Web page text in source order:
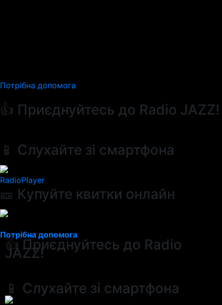
Потрібна допомога
👍 Приєднуйтесь до Radio JAZZ!
📱 Слухайте зі смартфона
RadioPlayer
🎫 Купуйте квитки онлайн
Потрібна допомога
👍 Приєднуйтесь до Radio
JAZZ!
📱 Слухайте зі смартфона